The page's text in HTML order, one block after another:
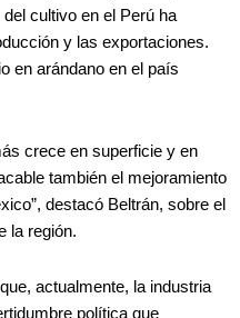
cultivo en el Perú ha
y las exportaciones.
en arándano en el país
crece en superficie y en
también el mejoramiento
destacó Beltrán, sobre el
la región.
actualmente, la industria
política que